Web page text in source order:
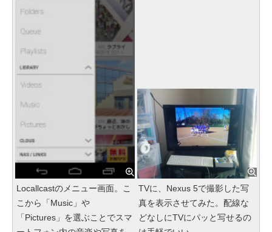
Locallcastのメニュー画面。こ
こから「Music」や
「Pictures」を選ぶことでスマ
TVに、Nexus 5で撮影した写
真を表示させてみた。配線な
どなしにTVにパッと写せるの